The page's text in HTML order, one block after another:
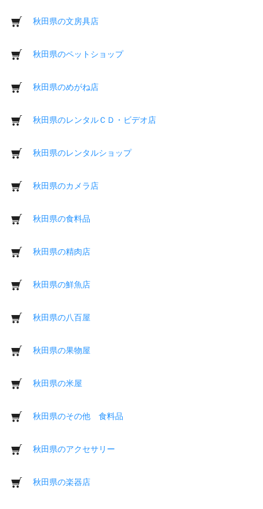
秋田県の文房具店
秋田県のペットショップ
秋田県のめがね店
秋田県のレンタルＣＤ・ビデオ店
秋田県のレンタルショップ
秋田県のカメラ店
秋田県の食料品
秋田県の精肉店
秋田県の鮮魚店
秋田県の八百屋
秋田県の果物屋
秋田県の米屋
秋田県のその他 食料品
秋田県のアクセサリー
秋田県の楽器店